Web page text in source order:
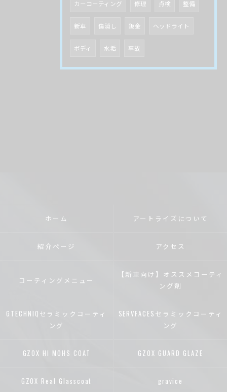
カーコーティング 修理 点検 整備
新車 傷消し 鈑金 ヘッドライト
ボディ 水垢 事故
ホーム アートライズについて
紹介ページ アクセス
コーティングメニュー
【新車向け】オススメコーティ
ング剤
GTECHNIQセラミックコーティ
ング
SERVFACESセラミックコーティ
ング
GZOX HI MOHS COAT GZOX GUARD GLAZE
GZOX Real Glasscoat gravice